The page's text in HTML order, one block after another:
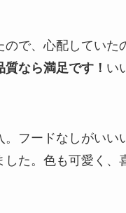
ので、心配していた
なら満足です！ い
。フードなしがいい
した。色も可愛く、